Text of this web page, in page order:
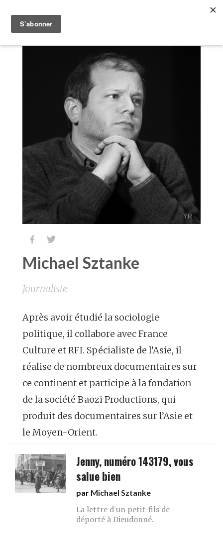
 
Michael Sztanke
Journaliste
Après avoir étudié la sociologie
politique, il collabore avec France
Culture et RFI. Spécialiste de l’Asie, il
réalise de nombreux documentaires sur
ce continent et participe à la fondation
de la société Baozi Productions, qui
produit des documentaires sur l’Asie et
le Moyen-Orient.
Jenny, numéro 143179, vous
salue bien
par Michael Sztanke
La lettre d'un petit-fils de
déporté à Dieudonné.